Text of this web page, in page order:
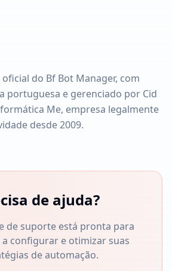
do Bf Bot Manager, com
portuguesa e gerenciado por Cid
Me, empresa legalmente
desde 2009.
de ajuda?
de suporte está pronta para
configurar e otimizar suas
de automação.